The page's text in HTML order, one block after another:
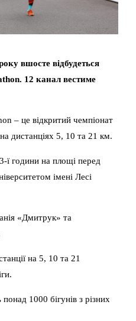
вшосте відбудеться
12 канал вестиме
– це відкритий чемпіонат
дистанціях 5, 10 та 21 км.
ї години на площі перед
імені Лесі
«Дмитрук» та
на 5, 10 та 21
1000 бігунів з різних